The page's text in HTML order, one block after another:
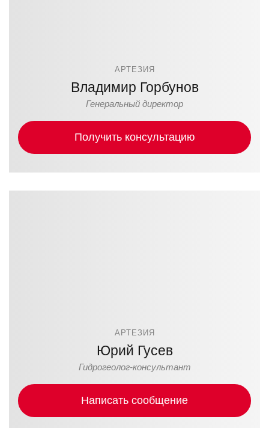
АРТЕЗИЯ
Владимир Горбунов
Генеральный директор
Получить консультацию
АРТЕЗИЯ
Юрий Гусев
Гидрогеолог-консультант
Написать сообщение